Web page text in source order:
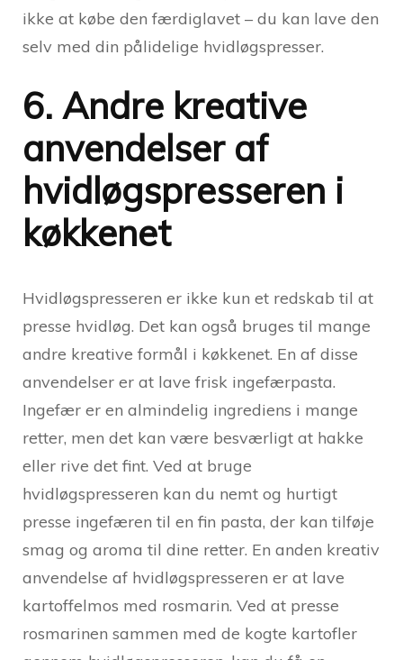
ikke at købe den færdiglavet – du kan lave den
selv med din pålidelige hvidløgspresser.
6. Andre kreative
anvendelser af
hvidløgspresseren i
køkkenet
Hvidløgspresseren er ikke kun et redskab til at
presse hvidløg. Det kan også bruges til mange
andre kreative formål i køkkenet. En af disse
anvendelser er at lave frisk ingefærpasta.
Ingefær er en almindelig ingrediens i mange
retter, men det kan være besværligt at hakke
eller rive det fint. Ved at bruge
hvidløgspresseren kan du nemt og hurtigt
presse ingefæren til en fin pasta, der kan tilføje
smag og aroma til dine retter. En anden kreativ
anvendelse af hvidløgspresseren er at lave
kartoffelmos med rosmarin. Ved at presse
rosmarinen sammen med de kogte kartofler